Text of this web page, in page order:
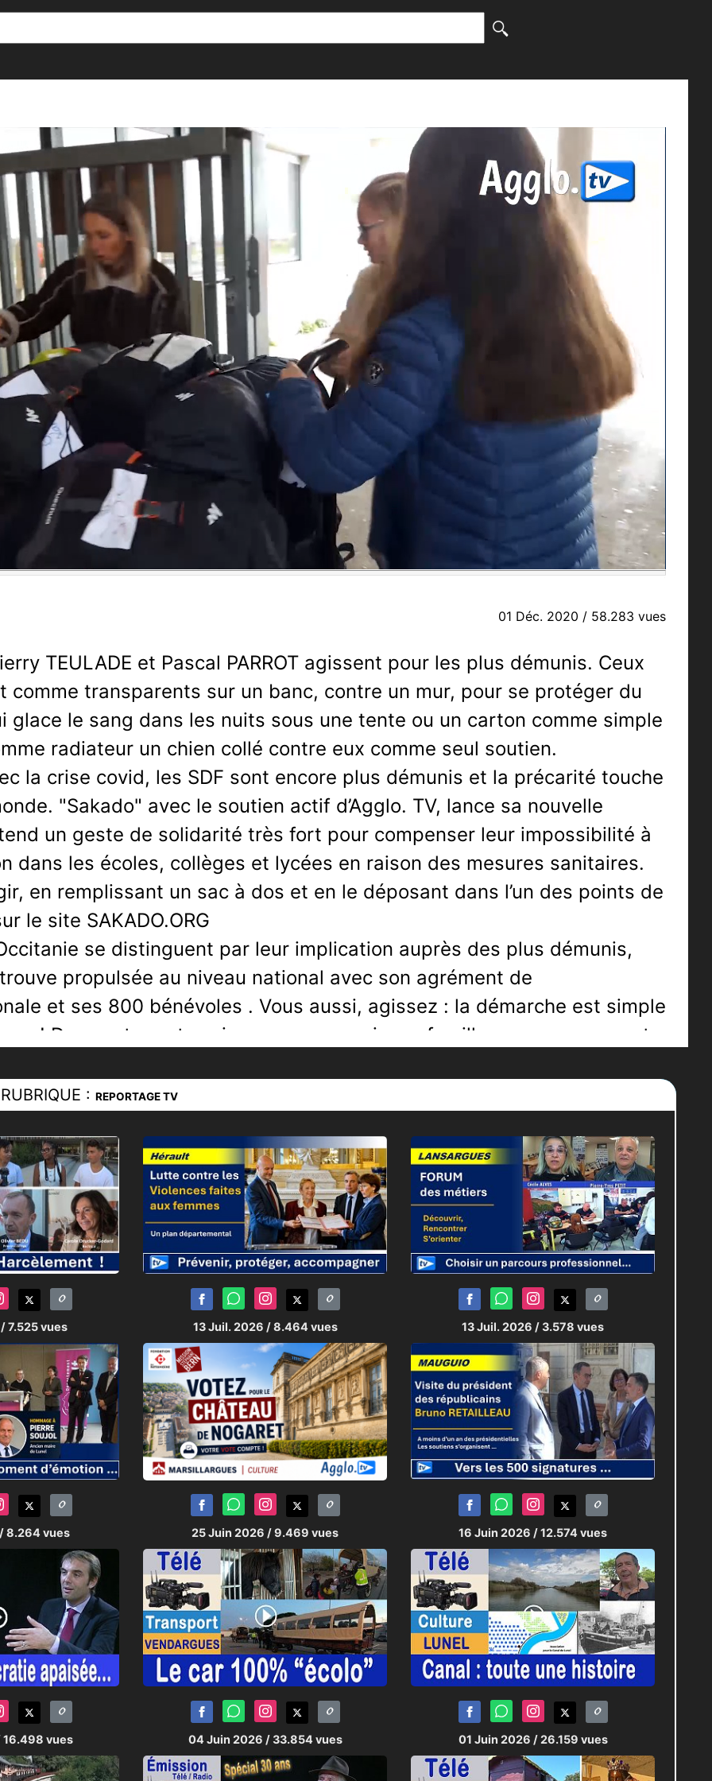
[()]
01 Déc. 2020 / 58.283 vues
TEULADE et Pascal PARROT agissent pour les plus démunis. Ceux
comme transparents sur un banc, contre un mur, pour se protéger du
glace le sang dans les nuits sous une tente ou un carton comme simple
radiateur un chien collé contre eux comme seul soutien.
la crise covid, les SDF sont encore plus démunis et la précarité touche
"Sakado" avec le soutien actif d’Agglo. TV, lance sa nouvelle
un geste de solidarité très fort pour compenser leur impossibilité à
dans les écoles, collèges et lycées en raison des mesures sanitaires.
en remplissant un sac à dos et en le déposant dans l’un des points de
le site SAKADO.ORG
se distinguent par leur implication auprès des plus démunis,
propulsée au niveau national avec son agrément de
et ses 800 bénévoles . Vous aussi, agissez : la démarche est simple
! Dans votre entreprise, avec vos amis, en famille, prenez un sac et
fera le bonheur
dans la rue, en attendant une main tendue et arriver à sortir d’une
LOUBAT
:REPORTAGE TV
/ 7.525 vues 13 Juil. 2026 / 8.464 vues 13 Juil. 2026 / 3.578 vues
/ 8.264 vues 25 Juin 2026 / 9.469 vues 16 Juin 2026 / 12.574 vues
16.498 vues 04 Juin 2026 / 33.854 vues 01 Juin 2026 / 26.159 vues